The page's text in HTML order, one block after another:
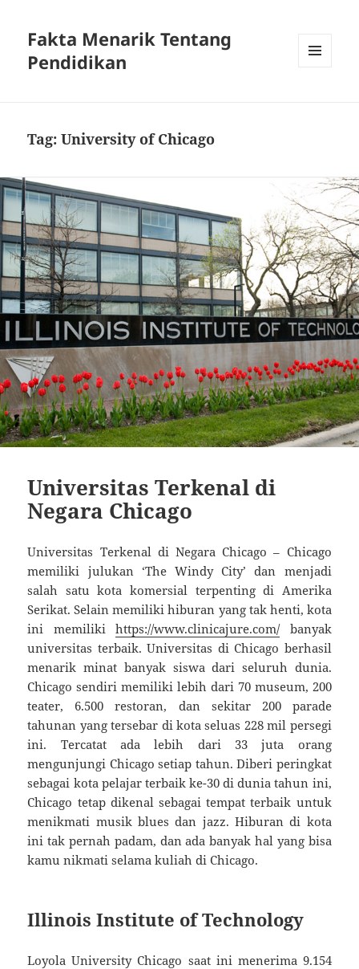
Fakta Menarik Tentang
Pendidikan
Tag:University of Chicago
Universitas Terkenal di
Negara Chicago
Universitas Terkenal di Negara Chicago – Chicago
memiliki julukan ‘The Windy City’ dan menjadi
salah satu kota komersial terpenting di Amerika
Serikat. Selain memiliki hiburan yang tak henti, kota
ini memilikihttps://www.clinicajure.com/banyak
universitas terbaik. Universitas di Chicago berhasil
menarik minat banyak siswa dari seluruh dunia.
Chicago sendiri memiliki lebih dari 70 museum, 200
teater, 6.500 restoran, dan sekitar 200 parade
tahunan yang tersebar di kota seluas 228 mil persegi
ini. Tercatat ada lebih dari 33 juta orang
mengunjungi Chicago setiap tahun. Diberi peringkat
sebagai kota pelajar terbaik ke-30 di dunia tahun ini,
Chicago tetap dikenal sebagai tempat terbaik untuk
menikmati musik blues dan jazz. Hiburan di kota
ini tak pernah padam, dan ada banyak hal yang bisa
kamu nikmati selama kuliah di Chicago.
Illinois Institute of Technology
Loyola University Chicago saat ini menerima 9.154